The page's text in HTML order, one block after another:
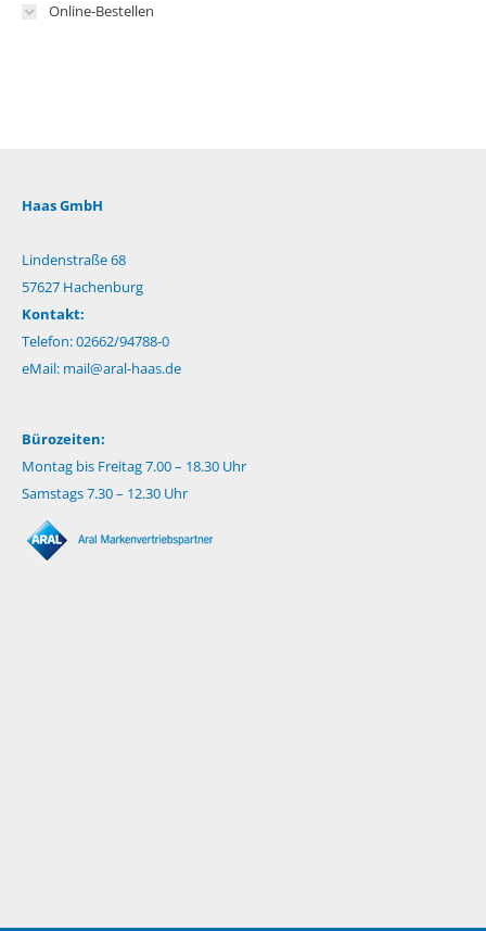
Online-Bestellen
Haas GmbH
Lindenstraße 68
57627 Hachenburg
Kontakt:
Telefon: 02662/94788-0
eMail: mail@aral-haas.de
Bürozeiten:
Montag bis Freitag 7.00 – 18.30 Uhr
Samstags 7.30 – 12.30 Uhr